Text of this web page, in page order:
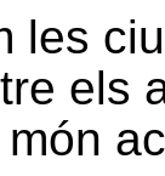
les
els
món